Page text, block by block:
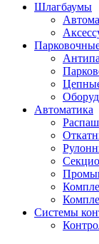
Шлагбаумы
Автоматика
Системы